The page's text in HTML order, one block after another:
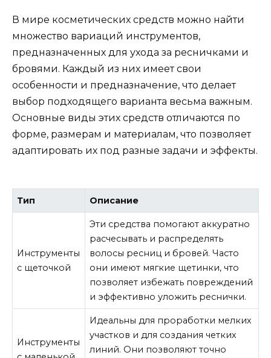
В мире косметических средств можно найти
множество вариаций инструментов,
предназначенных для ухода за ресничками и
бровями. Каждый из них имеет свои
особенности и предназначение, что делает
выбор подходящего варианта весьма важным.
Основные виды этих средств отличаются по
форме, размерам и материалам, что позволяет
адаптировать их под разные задачи и эффекты.
Тип Описание
Инструменты
с щеточкой
Эти средства помогают аккуратно
расчесывать и распределять
волосы ресниц и бровей. Часто
они имеют мягкие щетинки, что
позволяет избежать повреждений
и эффективно уложить реснички.
Инструменты
Идеальны для проработки мелких
участков и для создания четких
линий. Они позволяют точно